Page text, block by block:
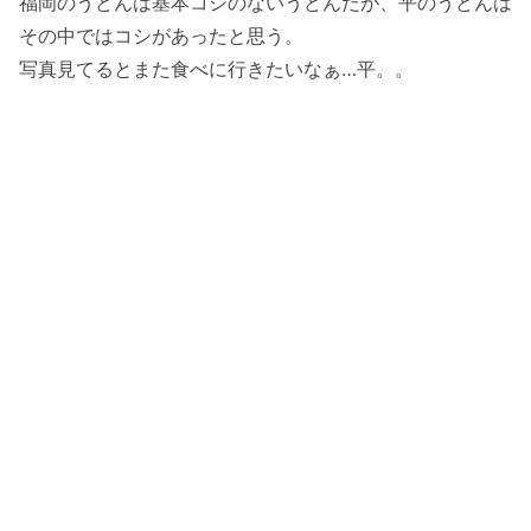
その中ではコシがあったと思う。
写真見てるとまた食べに行きたいなぁ…平。。